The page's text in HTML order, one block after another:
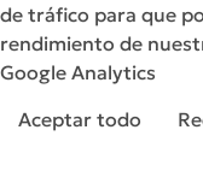
de tráfico para que
rendimiento de
Google Analytics
Aceptar todo